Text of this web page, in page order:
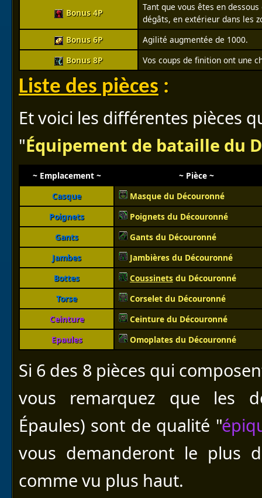
Bonus 4P
Tant que vous êtes en
dégâts, en extérieur dans les
Bonus 6P
Agilité augmentée de 1000.
Bonus 8P
Vos coups de finition ont une
Liste des pièces :
Et voici les différentes pièces
"Équipement de bataille du
~ Emplacement ~
~ Pièce ~
Casque
Masque du Découronné
Poignets
Poignets du Découronné
Gants
Gants du Découronné
Jambes
Jambières du Découronné
Bottes
Coussinetsdu Découronné
Torse
Corselet du Découronné
Ceinture
Ceinture du Découronné
Epaules
Omoplates du Découronné
Si 6 des 8 pièces qui
vous remarquez que les
Épaules) sont de qualité "
vous demanderont le plus
comme vu plus haut.